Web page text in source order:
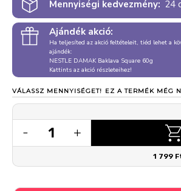
Mennyiségi kedvezmény: 24
Ajándék akció:
Ha teljesíted az akció feltételeit, tiéd lehet a
ajándék:
NESTLE DAMAK Baklava Square 60g
Kattints az akció részleteihez!
VÁLASSZ MENNYISÉGET! EZ A TERMÉK MÉG
- 1 +
1 799